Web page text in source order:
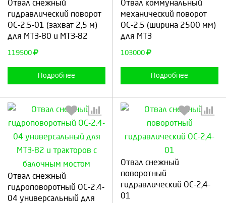
Отвал снежный
гидравлический поворот
ОС-2.5-01 (захват 2,5 м)
для МТЗ-80 и МТЗ-82
119500
Подробнее
Продолжить Отмена
Отвал коммунальный
механический поворот
ОС-2.5 (ширина 2500 мм)
для МТЗ
103000
Подробнее
Продолжить
Отвал снежный
гидроповоротный ОС-2.4-
04 универсальный для
Выберите количество:
Отвал снежный
поворотный
гидравлический ОС-2,4-
01
Выберите количество: